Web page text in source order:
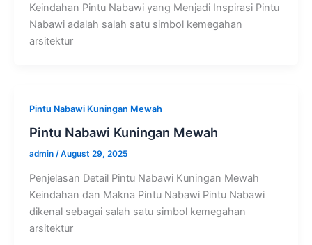
Keindahan Pintu Nabawi yang Menjadi Inspirasi Pintu
Nabawi adalah salah satu simbol kemegahan
arsitektur
Pintu Nabawi Kuningan Mewah
Pintu Nabawi Kuningan Mewah
admin /August 29, 2025
Penjelasan Detail Pintu Nabawi Kuningan Mewah
Keindahan dan Makna Pintu Nabawi Pintu Nabawi
dikenal sebagai salah satu simbol kemegahan
arsitektur